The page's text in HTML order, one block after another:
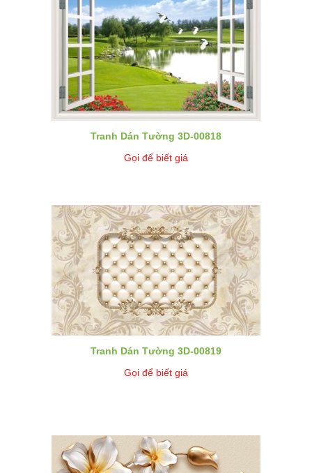
Tranh Dán Tường 3D-00818
Gọi để biết giá
Tranh Dán Tường 3D-00819
Gọi để biết giá